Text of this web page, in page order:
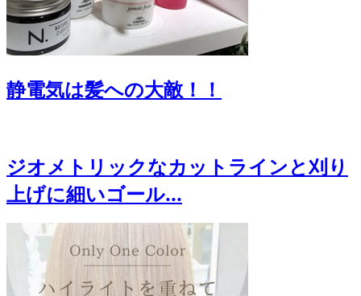
静電気は髪への大敵！！
ジオメトリックなカットラインと刈り
上げに細いゴール...